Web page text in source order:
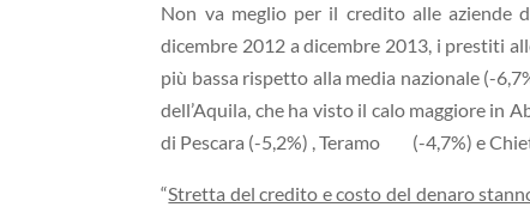
Non va meglio per il credito alle aziende
dicembre 2012 a dicembre 2013, i prestiti
più bassa rispetto alla media nazionale (-
dell’Aquila, che ha visto il calo maggiore in
di Pescara (-5,2%) , Teramo (-4,7%) e
“Stretta del credito e costo del denaro